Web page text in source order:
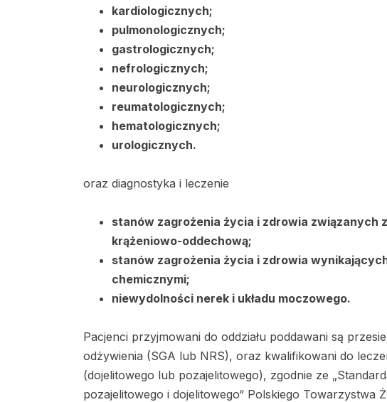
kardiologicznych;
pulmonologicznych;
gastrologicznych;
nefrologicznych;
neurologicznych;
reumatologicznych;
hematologicznych;
urologicznych.
oraz diagnostyka i leczenie
stanów zagrożenia życia i zdrowia związanych
krążeniowo-oddechową;
stanów zagrożenia życia i zdrowia
chemicznymi;
niewydolności nerek i układu moczowego.
Pacjenci przyjmowani do oddziału poddawani są
odżywienia (SGA lub NRS), oraz kwalifikowani do
(dojelitowego lub pozajelitowego), zgodnie ze
pozajelitowego i dojelitowego“ Polskiego Towarzystwa